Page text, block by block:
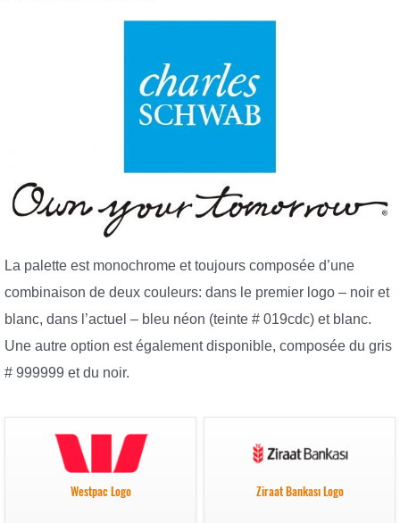
La palette est monochrome et toujours composée d’une
combinaison de deux couleurs: dans le premier logo – noir et
blanc, dans l’actuel – bleu néon (teinte # 019cdc) et blanc.
Une autre option est également disponible, composée du gris
# 999999 et du noir.
Westpac Logo Ziraat Bankası Logo